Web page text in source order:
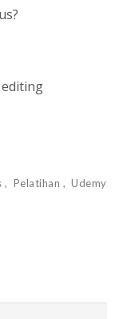
Pelatihan Udemy